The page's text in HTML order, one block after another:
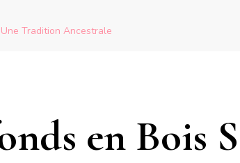
Tradition Ancestrale
en Bois